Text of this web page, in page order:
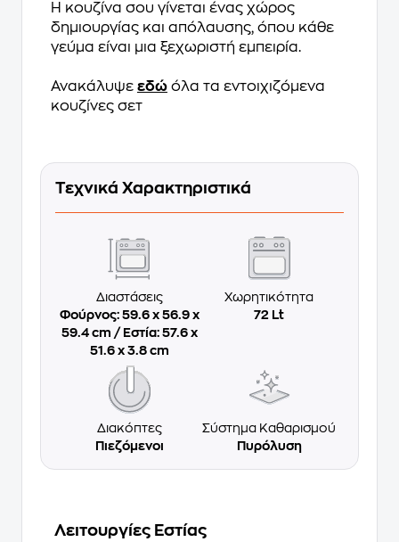
Η κουζίνα σου γίνεται ένας χώρος
δημιουργίας και απόλαυσης, όπου κάθε
γεύμα είναι μια ξεχωριστή εμπειρία.
Ανακάλυψε εδώ όλα τα εντοιχιζόμενα
κουζίνες σετ
Τεχνικά Χαρακτηριστικά
Διαστάσεις
Φούρνος: 59.6 x 56.9 x
59.4 cm / Εστία: 57.6 x
51.6 x 3.8 cm
Χωρητικότητα
72 Lt
Διακόπτες
Πιεζόμενοι
Σύστημα Καθαρισμού
Πυρόλυση
Λειτουργίες Εστίας